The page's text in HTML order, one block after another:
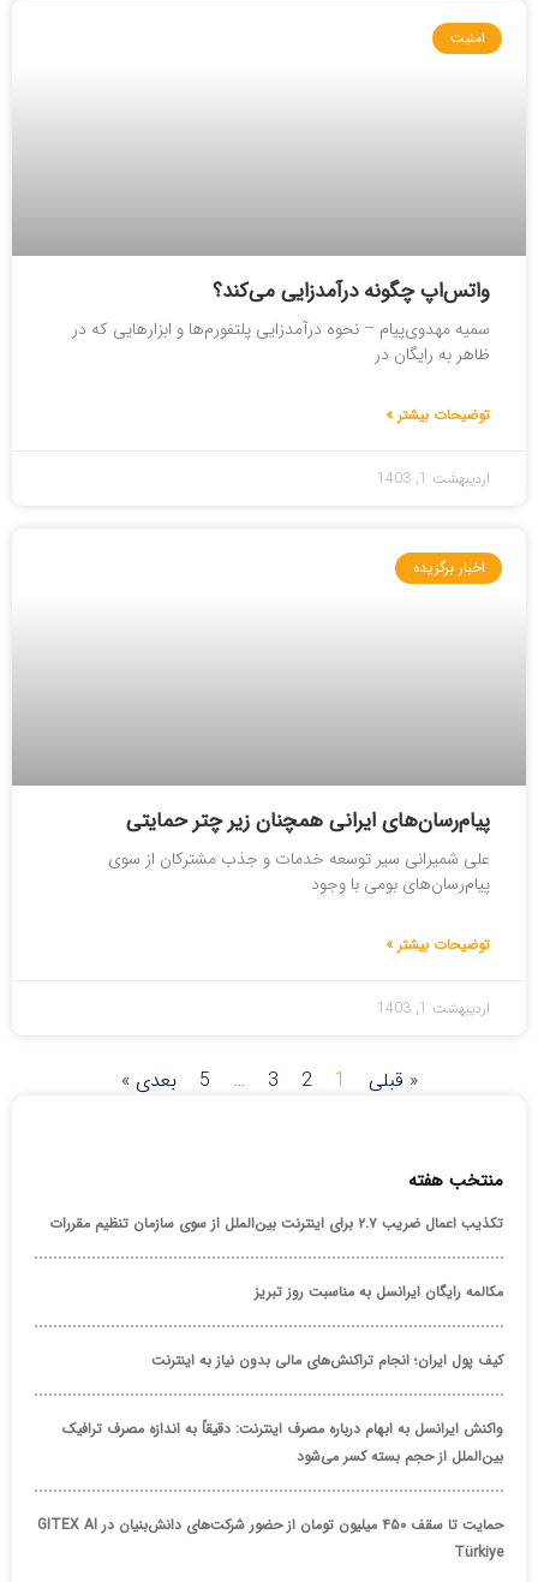
امنیت
واتس‌اپ چگونه درآمدزایی می‌کند؟
سمیه مهدوی‌پیام – نحوه درآمدزایی پلتفورم‌ها و ابزارهایی که در
ظاهر به رایگان در
توضیحات بیشتر »
اردیبهشت 1, 1403
اخبار برگزیده
پیام‌رسان‌های ایرانی همچنان زیر چتر حمایتی
علی شمیرانی سیر توسعه خدمات و جذب مشترکان از سوی
پیام‌رسان‌های بومی با وجود
توضیحات بیشتر »
اردیبهشت 1, 1403
« قبلی 1
2
3
…
5 بعدی »
منتخب هفته
تکذیب اعمال ضریب ۲.۷ برای اینترنت بین‌الملل از سوی سازمان تنظیم مقررات
مکالمه رایگان ایرانسل به مناسبت روز تبریز
کیف پول ایران؛ انجام تراکنش‌های مالی بدون نیاز به اینترنت
واکنش ایرانسل به ابهام درباره مصرف اینترنت: دقیقاً به اندازه مصرف ترافیک
بین‌الملل از حجم بسته کسر می‌شود
حمایت تا سقف ۴۵۰ میلیون تومان از حضور شرکت‌های دانش‌بنیان در GITEX AI
Türkiye